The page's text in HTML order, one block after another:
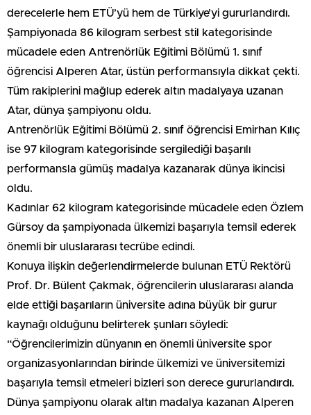
derecelerle hem ETÜ’yü hem de Türkiye’yi gururlandırdı.
Şampiyonada 86 kilogram serbest stil kategorisinde
mücadele eden Antrenörlük Eğitimi Bölümü 1. sınıf
öğrencisi Alperen Atar, üstün performansıyla dikkat çekti.
Tüm rakiplerini mağlup ederek altın madalyaya uzanan
Atar, dünya şampiyonu oldu.
Antrenörlük Eğitimi Bölümü 2. sınıf öğrencisi Emirhan Kılıç
ise 97 kilogram kategorisinde sergilediği başarılı
performansla gümüş madalya kazanarak dünya ikincisi
oldu.
Kadınlar 62 kilogram kategorisinde mücadele eden Özlem
Gürsoy da şampiyonada ülkemizi başarıyla temsil ederek
önemli bir uluslararası tecrübe edindi.
Konuya ilişkin değerlendirmelerde bulunan ETÜ Rektörü
Prof. Dr. Bülent Çakmak, öğrencilerin uluslararası alanda
elde ettiği başarıların üniversite adına büyük bir gurur
kaynağı olduğunu belirterek şunları söyledi:
“Öğrencilerimizin dünyanın en önemli üniversite spor
organizasyonlarından birinde ülkemizi ve üniversitemizi
başarıyla temsil etmeleri bizleri son derece gururlandırdı.
Dünya şampiyonu olarak altın madalya kazanan Alperen